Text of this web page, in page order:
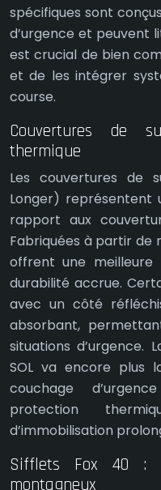
spécifiques sont
d’urgence et peuvent
est crucial de bien
et de les intégrer
course.
Couvertures de
thermique
Les couvertures de
Longer) représentent
rapport aux
Fabriquées à partir de
offrent une
durabilité accrue.
avec un côté
absorbant,
situations d’urgence.
SOL va encore plus
couchage
protection
d’immobilisation
Sifflets Fox 40 :
montagneux